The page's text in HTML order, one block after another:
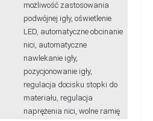
możliwość zastosowania
podwójnej igły, oświetlenie
LED, automatyczne obcinanie
nici, automatyczne
nawlekanie igły,
pozycjonowanie igły,
regulacja docisku stopki do
materiału, regulacja
naprężenia nici, wolne ramię